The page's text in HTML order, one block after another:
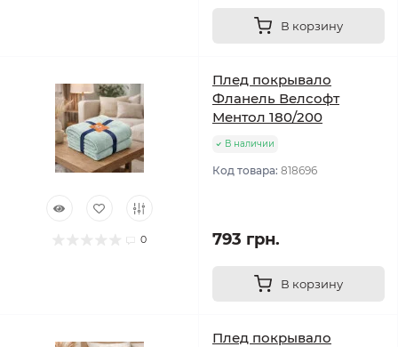
В корзину
0
Плед покрывало
Фланель Велсофт
Ментол 180/200
В наличии
Код товара: 818696
793 грн.
В корзину
Плед покрывало